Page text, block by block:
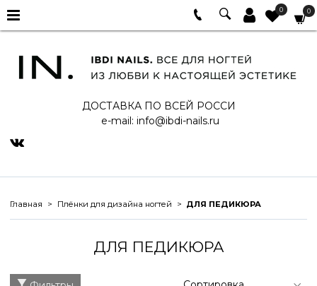
0 0
ДОСТАВКА ПО ВСЕЙ РОССИ
e-mail: info@ibdi-nails.ru
Главная Плёнки для дизайна ногтей ДЛЯ ПЕДИКЮРА
ДЛЯ ПЕДИКЮРА